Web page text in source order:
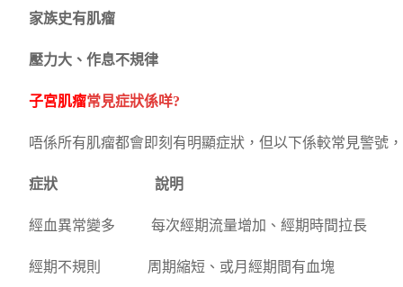
家族史有肌瘤
壓力大、作息不規律
子宮肌瘤常見症狀係咩?
唔係所有肌瘤都會即刻有明顯症狀，但以下係較常見警號，
症狀 說明
經血異常變多 每次經期流量增加、經期時間拉長
經期不規則 周期縮短、或月經期間有血塊